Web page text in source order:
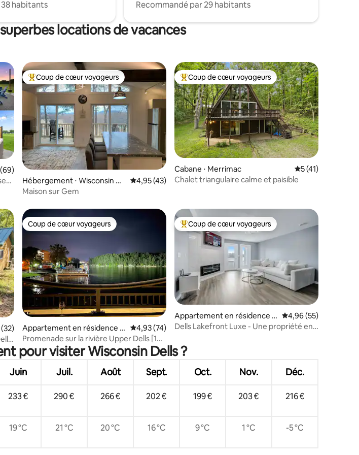
habitants
Recommandé par 29 habitants
locations de vacances
: 5 sur 5
moyenne sur la base de 69 commentaires : 4,99 sur 5
Coups de cœur voyageurs les plus appréciés
Coup de cœur voyageurs
Hébergement ⋅ Wisconsin De
lls
Évaluation moyenne sur la base de 43 commentaires : 4,95 sur 5
4,95 (43)
Maison sur Gem
Coups de cœur voyageurs les plus appréciés
Coup de cœur voyageurs
Cabane ⋅ Merrimac Évaluation
5 (41)
Chalet triangulaire calme et paisible
: 4,93 sur 5
moyenne sur la base de 32 commentaires : 4,97 sur 5
Coup de cœur voyageurs
Coup de cœur voyageurs
Appartement en résidence ⋅
Wisconsin Dells
Évaluation moyenne sur la base de 74 commentaires : 4,93 sur 5
4,93 (74)
Promenade sur la rivière Upper Dells [1
chambre]
Coups de cœur voyageurs les plus appréciés
Coup de cœur voyageurs
Appartement en résidence ⋅
Wisconsin Dells
Évaluation moyenne
4,96 (55)
Dells Lakefront Luxe - Une propriété en
pour visiter Wisconsin Dells ?
Juin Juil. Août Sept. Oct. Nov. Déc.
233 € 290 € 266 € 202 € 199 € 203 € 216 €
19 °C 21 °C 20 °C 16 °C 9 °C 1 °C -5 °C